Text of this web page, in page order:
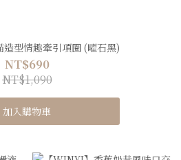
造型情趣牽引項圈 (曜石黑)
NT$690
NT$1,090
加入購物車